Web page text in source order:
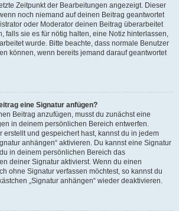
Zeitpunkt der Bearbeitungen angezeigt. Dieser
noch niemand auf deinen Beitrag geantwortet
oder Moderator deinen Beitrag überarbeitet
falls sie es für nötig halten, eine Notiz hinterlassen,
wurde. Bitte beachte, dass normale Benutzer
können, wenn bereits jemand darauf geantwortet
eine Signatur anfügen?
Beitrag anzufügen, musst du zunächst eine
in deinem persönlichen Bereich entwerfen.
erstellt und gespeichert hast, kannst du in jedem
anhängen“ aktivieren. Du kannst eine Signatur
in deinem persönlichen Bereich das
deiner Signatur aktivierst. Wenn du einen
ohne Signatur verfassen möchtest, so kannst du
„Signatur anhängen“ wieder deaktivieren.